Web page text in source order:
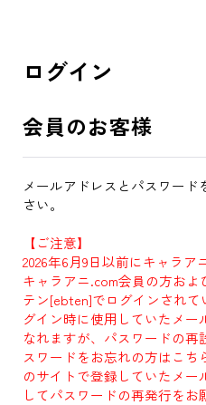
ログイン
会員のお客様
メールアドレスとパスワー
さい。
【ご注意】
2026年6月9日以前にキャラア
キャラアニ.com会員の方およ
テン[ebten]でログインされて
グイン時に使用していたメ
なれますが、パスワードの
スワードをお忘れの方はこ
のサイトで登録していたメー
してパスワードの再発行をお